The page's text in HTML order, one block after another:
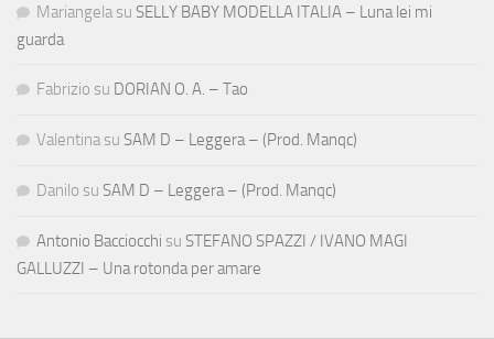
Mariangela su SELLY BABY MODELLA ITALIA – Luna lei mi
guarda
Fabrizio su DORIAN O. A. – Tao
Valentina su SAM D – Leggera – (Prod. Manqc)
Danilo su SAM D – Leggera – (Prod. Manqc)
Antonio Bacciocchi su STEFANO SPAZZI / IVANO MAGI
GALLUZZI – Una rotonda per amare